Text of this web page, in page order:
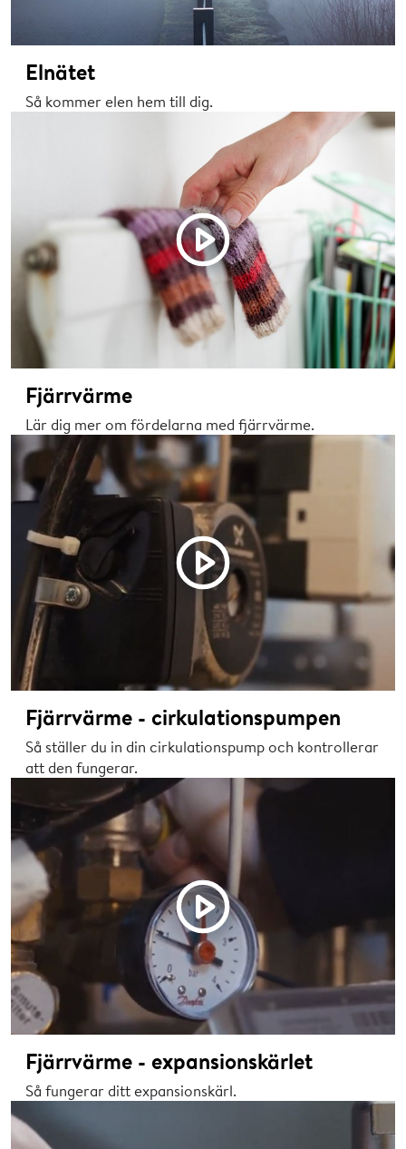
Elnätet
Så kommer elen hem till dig.
Fjärrvärme
Lär dig mer om fördelarna med fjärrvärme.
Fjärrvärme - cirkulationspumpen
Så ställer du in din cirkulationspump och kontrollerar
att den fungerar.
Fjärrvärme - expansionskärlet
Så fungerar ditt expansionskärl.